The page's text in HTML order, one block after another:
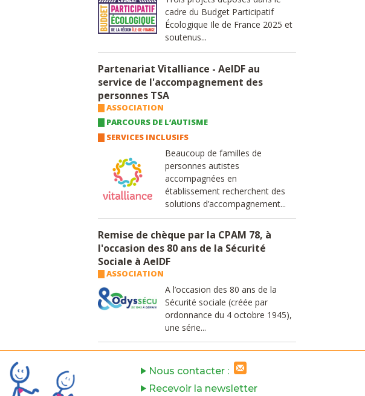
cadre du Budget Participatif
Écologique Ile de France 2025 et
soutenus...
Partenariat Vitalliance - AeIDF au
service de l'accompagnement des
personnes TSA
ASSOCIATION
PARCOURS DE L’AUTISME
SERVICES INCLUSIFS
Beaucoup de familles de
personnes autistes
accompagnées en
établissement recherchent des
solutions d’accompagnement...
Remise de chèque par la CPAM 78, à
l'occasion des 80 ans de la Sécurité
Sociale à AeIDF
ASSOCIATION
A l’occasion des 80 ans de la
Sécurité sociale (créée par
ordonnance du 4 octobre 1945),
une série...
Nous contacter :
Recevoir la newsletter